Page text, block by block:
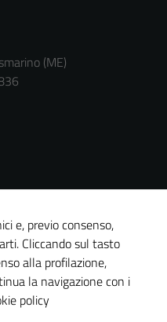
(ME)
e, previo consenso,
Cliccando sul tasto
alla profilazione,
la navigazione con i
policy